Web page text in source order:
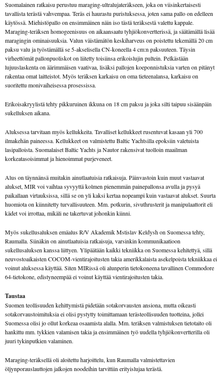
Suomalainen ratkaisu perustuu maraging-ultralujateräkseen, joka on viisinkertaisesti
tavallista terästä vahvempaa. Teräs ei haurastu puristuksessa, joten sama pallo on edelleen
käytössä. Miehistöpallo on ensimmäinen näin iso tästä teräksestä valettu kappale.
Maraging-teräksen homogeenisuus on aikaansaatu tyhjiökonvertterissä, ja säätämällä lisää
maragingin ominaisuuksia. Valun väistämätön keskiharveus on poistettu tekemällä 20 cm
paksu valu ja työstämällä se 5-akselisella CN-koneella 4 cm:n paksuuteen. Täysin
virheettömät pallonpuoliskot on liitetty toisiinsa erikoislujin pultein. Pelkästään
lujuuslaskenta on äärimmäisen vaativaa, lisäksi pallojen koeponnistuksia varten on pitänyt
rakentaa omat laitteistot. Myös teräksen karkaisu on oma tieteenalansa, karkaisu on
suoritettu monivaiheisessa prosessissa.
Erikoisakryylistä tehty pikkuruinen ikkuna on 18 cm paksu ja joka silti taipuu sisäänpäin
sukelluksen aikana.
Aluksessa tarvitaan myös kellukkeita. Tavalliset kellukkeet rusentuvat kasaan yli 700
ilmakehän paineessa. Kellukkeet on valmistettu Baltic Yachtsilla epoksiin valetuista
lasipalloista. Suomalaiset Baltic Yachts ja Nautor rakensivat tuolloin maailman
korkeatasoisimmat ja hienoimmat purjeveneet.
Alus on täynnänsä muitakin ainutlaatuisia ratkaisuja. Päinvastoin kuin muut vastaavat
alukset, MIR voi vaihtaa syvyyttä kolmen pienemmän painepallonsa avulla ja pysyä
paikallaan virtauksissa, sillä se on yli kaksi kertaa nopeampi kuin vastaavat alukset. Suurta
huomiota on kiinnitetty turvallisuuteen. Mm. potkurin, sivuthrusterit ja manipulaattorit eli
kädet voi irrottaa, mikäli ne takertuvat johonkin kiinni.
Myös sukellusaluksen emäalus R/V Akademik Mstislav Keldysh on Suomessa tehty,
Raumalla. Siinäkin on ainutlaatuisia ratkaisuja, varsinkin kommunikaatioon
sukellusaluksen kanssa liittyen. Ylipäätään kaikki tekniikka on Suomessa kehitettyä, sillä
neuvostoaikaisten COCOM-vientirajoitusten takia amerikkalaista asekelpoista tekniikkaa ei
voinut aluksessa käyttää. Siten MIRissä oli alunperin tietokoneena tavallinen Commodore
64-tietokone, edistyneempää ei voinut käyttää vientirajoitusten takia.
Taustaa
Suomen teollisuuden kehittymistä pidetään sotakorvausten ansiona, mutta oikeasti
sotakorvaustoimituksia ei olisi pystytty toimittamaan terästeollisuuden tuotteina, jollei
Suomessa olisi jo ollut korkeaa osaamista alalla. Mm. teräksen valmistuksen tietotaito oli
hankittu mm. tykkien valamisen takia ja ensimmäinen työ uudella tyhjiökonvertterilla oli
juuri tykinputkien valaminen.
Maraging-teräksellä oli aloitettu harjoittelu, kun Raumalla valmistettavien
öljynporauslauttojen jalkojen noodeihin tarvittiin erityislujaa terästä.